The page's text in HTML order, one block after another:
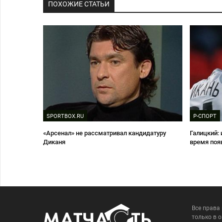
ПОХОЖИЕ СТАТЬИ
SPORTBOX.RU
«Арсенал» не рассматривал кандидатуру
Диканя
Р-СПОРТ
время
Все
только в